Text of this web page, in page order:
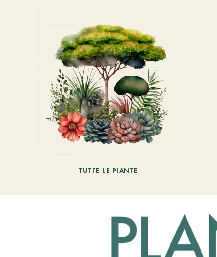
TUTTE LE PIANTE